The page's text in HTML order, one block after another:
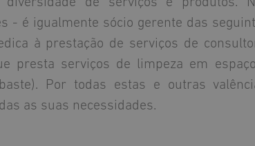
é igualmente sócio gerente das
à prestação de serviços de
presta serviços de limpeza em
Por todas estas e outras
as suas necessidades.